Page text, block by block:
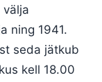
ning 1941.
seda jätkub
kell 18.00